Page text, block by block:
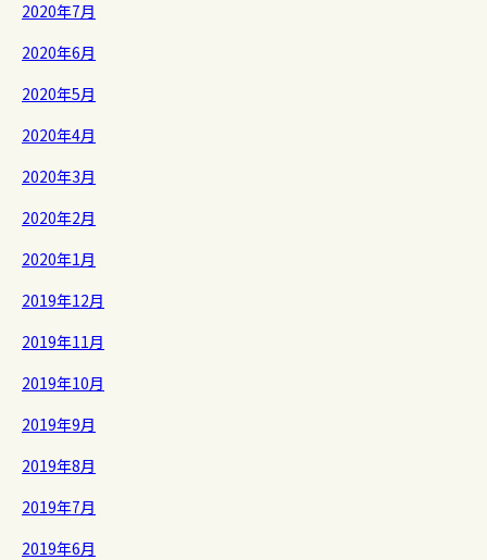
2020年7月
2020年6月
2020年5月
2020年4月
2020年3月
2020年2月
2020年1月
2019年12月
2019年11月
2019年10月
2019年9月
2019年8月
2019年7月
2019年6月